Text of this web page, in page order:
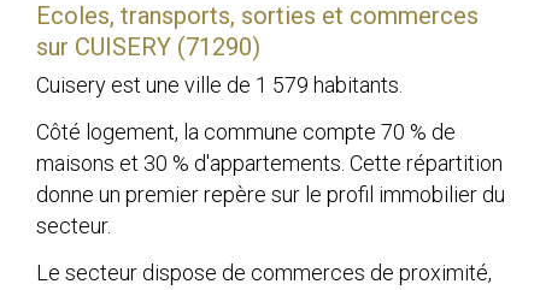
Ecoles, transports, sorties et commerces
sur CUISERY (71290)
Cuisery est une ville de 1 579 habitants.
Côté logement, la commune compte 70 % de
maisons et 30 % d'appartements. Cette répartition
donne un premier repère sur le profil immobilier du
secteur.
Le secteur dispose de commerces de proximité,